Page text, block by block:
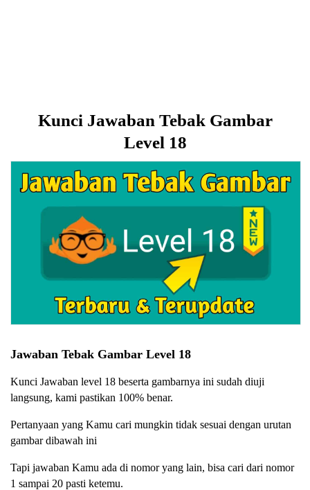
Kunci Jawaban Tebak Gambar
Level 18
Jawaban Tebak Gambar Level 18
Kunci Jawaban level 18 beserta gambarnya ini sudah diuji
langsung, kami pastikan 100% benar.
Pertanyaan yang Kamu cari mungkin tidak sesuai dengan urutan
gambar dibawah ini
Tapi jawaban Kamu ada di nomor yang lain, bisa cari dari nomor
1 sampai 20 pasti ketemu.